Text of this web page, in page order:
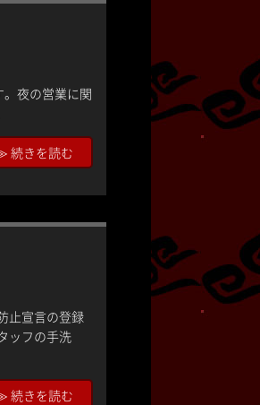
夜の営業に関
続きを読む
止宣言の登録
ッフの手洗
続きを読む